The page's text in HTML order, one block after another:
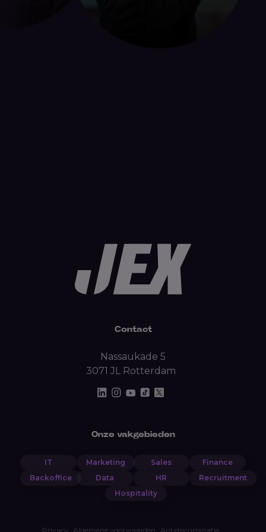
Onze vakgebieden
IT Marketing Sales
Finance
Backoffice
Data HR
Recruitment
Hospitality
Privacy Algemene voorwaarden Antidiscriminatie
Contact
Nassaukade 5
3071 JL Rotterdam